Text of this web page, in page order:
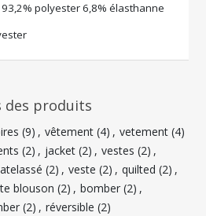
polyester 6,8% élasthanne
des produits
(9) , vêtement (4) , vetement (4)
(2) , jacket (2) , vestes (2) ,
(2) , veste (2) , quilted (2) ,
blouson (2) , bomber (2) ,
(2) , réversible (2)